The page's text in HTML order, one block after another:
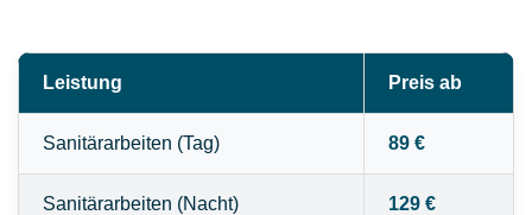
Leistung Preis ab
Sanitärarbeiten (Tag) 89 €
Sanitärarbeiten (Nacht) 129 €